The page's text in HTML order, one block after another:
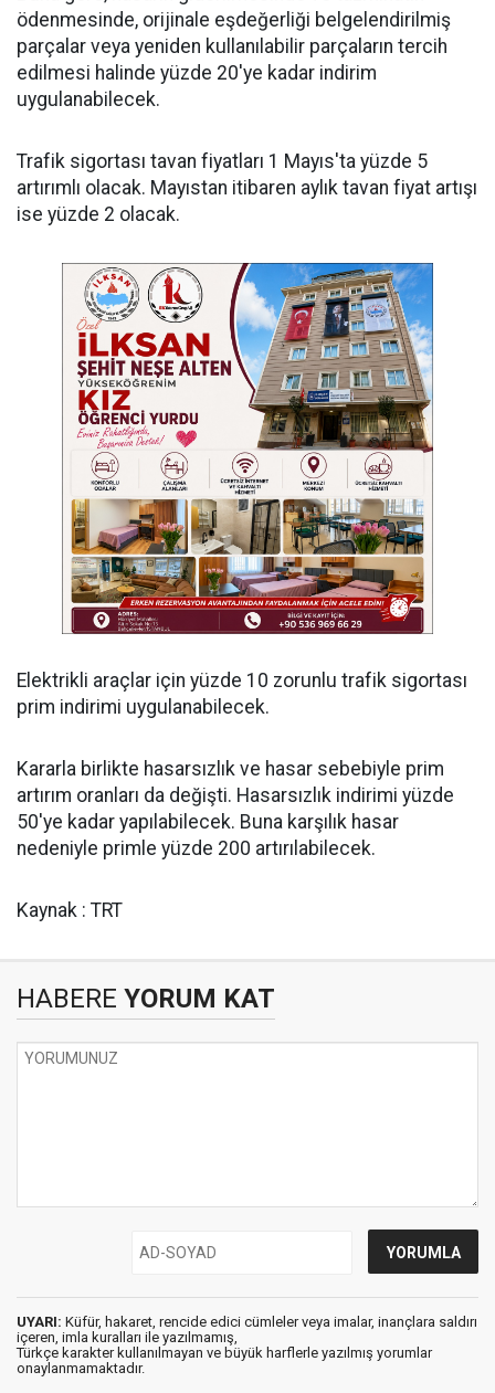
ödenmesinde, orijinale eşdeğerliği belgelendirilmiş
parçalar veya yeniden kullanılabilir parçaların tercih
edilmesi halinde yüzde 20'ye kadar indirim
uygulanabilecek.
Trafik sigortası tavan fiyatları 1 Mayıs'ta yüzde 5
artırımlı olacak. Mayıstan itibaren aylık tavan fiyat artışı
ise yüzde 2 olacak.
Elektrikli araçlar için yüzde 10 zorunlu trafik sigortası
prim indirimi uygulanabilecek.
Kararla birlikte hasarsızlık ve hasar sebebiyle prim
artırım oranları da değişti. Hasarsızlık indirimi yüzde
50'ye kadar yapılabilecek. Buna karşılık hasar
nedeniyle primle yüzde 200 artırılabilecek.
Kaynak : TRT
HABERE YORUM KAT
UYARI: Küfür, hakaret, rencide edici cümleler veya imalar, inançlara saldırı
içeren, imla kuralları ile yazılmamış,
Türkçe karakter kullanılmayan ve büyük harflerle yazılmış yorumlar
onaylanmamaktadır.